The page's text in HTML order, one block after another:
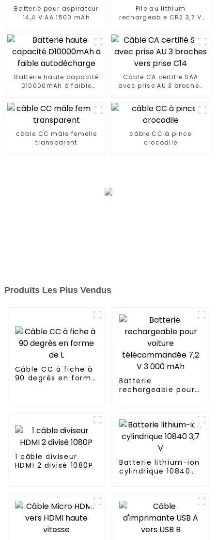
Batterie pour aspirateur
14,4 V AA 1500 mAh
Pile au lithium
rechargeable CR2 3,7 V
Batterie haute capacité
D10000mAh à faible
Câble CA certifié SAA
avec prise AU 3 broches
câble CC mâle femelle
transparent
câble CC à pince
crocodile
Produits Les Plus Vendus
Câble CC à fiche à
90 degrés en forme
Batterie
rechargeable pour
1 câble diviseur
HDMI 2 divisé 1080P
Batterie lithium-ion
cylindrique 10840